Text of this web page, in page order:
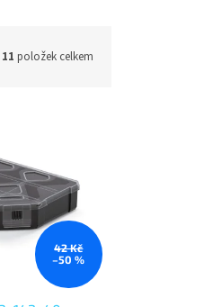
11 položek celkem
42 Kč
–50 %